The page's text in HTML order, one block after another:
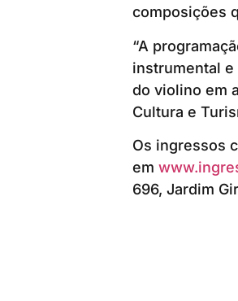
composições
“A
instrumental
do violino em
Cultura e
Os ingressos
em
696, Jardim